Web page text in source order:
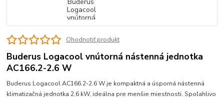
Ohodnotiť produkt
Buderus Logacool vnútorná nástenná jednotka
AC166.2-2.6 W
Buderus Logacool AC166.2-2.6 W je kompaktná a úsporná nástenná
klimatizačná jednotka 2,6 kW, ideálna pre menšie miestnosti. Spoľahlivo